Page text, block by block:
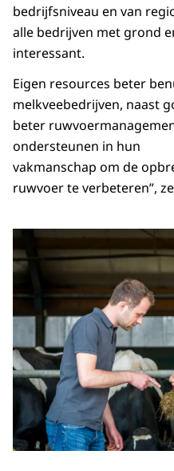
bedrijfsniveau en van
alle bedrijven met grond
interessant.
Eigen resources beter
melkveebedrijven, naast
beter
ondersteunen in hun
vakmanschap om de
ruwvoer te verbeteren”,